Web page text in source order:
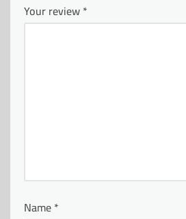
Your review*
Name*